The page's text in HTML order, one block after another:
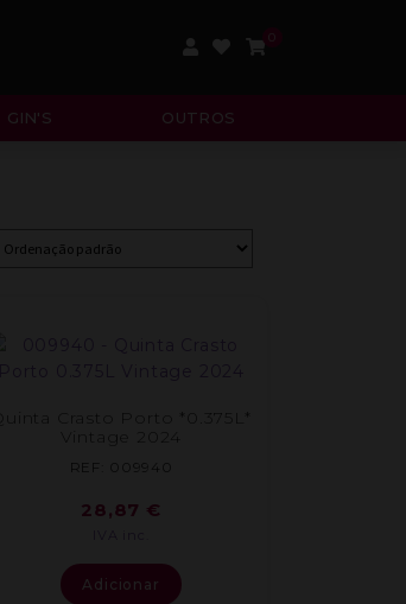
GIN'S OUTROS
Quinta Crasto Porto *0.375L*
Vintage 2024
REF: 009940
28,87 €
Adicionar